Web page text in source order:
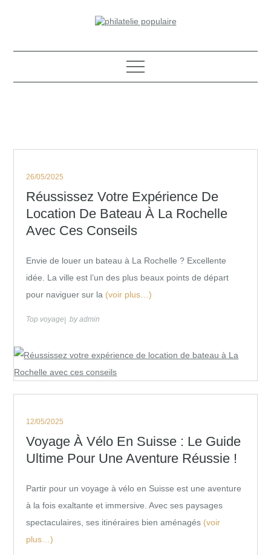
Philatélie populaire
Posted
on
26/05/2025
Réussissez Votre Expérience De
Location De Bateau À La Rochelle
Avec Ces Conseils
Envie de louer un bateau à La Rochelle ? Excellente
idée. La ville est l’un des plus beaux points de départ
pour naviguer sur la (voir plus…)
Top voyage byadmin
Posted
on
12/05/2025
Voyage À Vélo En Suisse : Le Guide
Ultime Pour Une Aventure Réussie !
Partir pour un voyage à vélo en Suisse est une aventure
à la fois exaltante et immersive. Avec ses paysages
spectaculaires, ses itinéraires bien aménagés (voir
plus…)